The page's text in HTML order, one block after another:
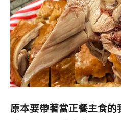
原本要帶著當正餐主食